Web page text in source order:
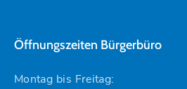
Öffnungszeiten Bürgerbüro
Montag bis Freitag: